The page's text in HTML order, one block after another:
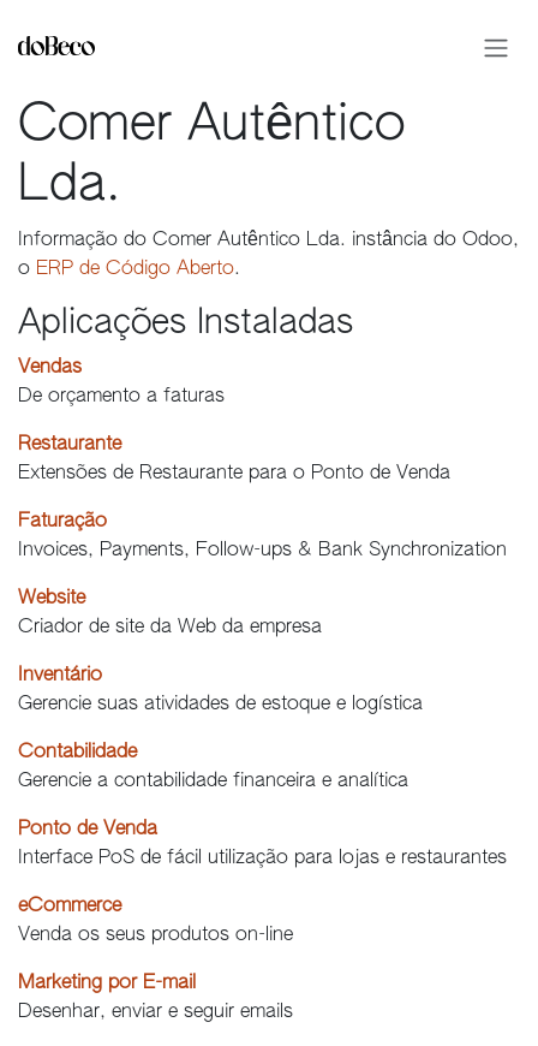
Comer Autêntico
Lda.
Informação do Comer Autêntico Lda. instância do Odoo,
o ERP de Código Aberto.
Aplicações Instaladas
Vendas
De orçamento a faturas
Restaurante
Extensões de Restaurante para o Ponto de Venda
Faturação
Invoices, Payments, Follow-ups & Bank Synchronization
Website
Criador de site da Web da empresa
Inventário
Gerencie suas atividades de estoque e logística
Contabilidade
Gerencie a contabilidade financeira e analítica
Ponto de Venda
Interface PoS de fácil utilização para lojas e restaurantes
eCommerce
Venda os seus produtos on-line
Marketing por E-mail
Desenhar, enviar e seguir emails